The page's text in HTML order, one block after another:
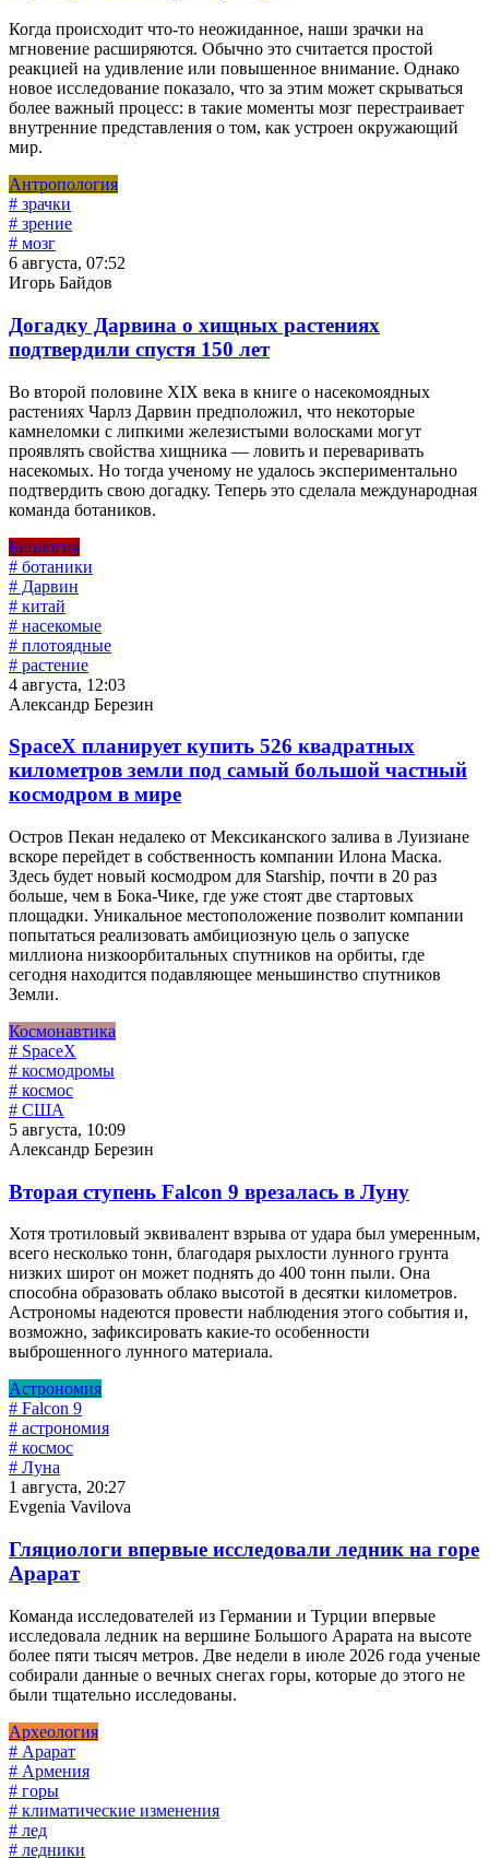
Когда происходит что-то неожиданное, наши зрачки на
мгновение расширяются. Обычно это считается простой
реакцией на удивление или повышенное внимание. Однако
новое исследование показало, что за этим может скрываться
более важный процесс: в такие моменты мозг перестраивает
внутренние представления о том, как устроен окружающий
мир.
Антропология
# зрачки
# зрение
# мозг
6 августа, 07:52
Игорь Байдов
Догадку Дарвина о хищных растениях
подтвердили спустя 150 лет
Во второй половине XIX века в книге о насекомоядных
растениях Чарлз Дарвин предположил, что некоторые
камнеломки с липкими железистыми волосками могут
проявлять свойства хищника — ловить и переваривать
насекомых. Но тогда ученому не удалось экспериментально
подтвердить свою догадку. Теперь это сделала международная
команда ботаников.
Биология
# ботаники
# Дарвин
# китай
# насекомые
# плотоядные
# растение
4 августа, 12:03
Александр Березин
SpaceX планирует купить 526 квадратных
километров земли под самый большой частный
космодром в мире
Остров Пекан недалеко от Мексиканского залива в Луизиане
вскоре перейдет в собственность компании Илона Маска.
Здесь будет новый космодром для Starship, почти в 20 раз
больше, чем в Бока-Чике, где уже стоят две стартовых
площадки. Уникальное местоположение позволит компании
попытаться реализовать амбициозную цель о запуске
миллиона низкоорбитальных спутников на орбиты, где
сегодня находится подавляющее меньшинство спутников
Земли.
Космонавтика
# SpaceX
# космодромы
# космос
# США
5 августа, 10:09
Александр Березин
Вторая ступень Falcon 9 врезалась в Луну
Хотя тротиловый эквивалент взрыва от удара был умеренным,
всего несколько тонн, благодаря рыхлости лунного грунта
низких широт он может поднять до 400 тонн пыли. Она
способна образовать облако высотой в десятки километров.
Астрономы надеются провести наблюдения этого события и,
возможно, зафиксировать какие-то особенности
выброшенного лунного материала.
Астрономия
# Falcon 9
# астрономия
# космос
# Луна
1 августа, 20:27
Evgenia Vavilova
Гляциологи впервые исследовали ледник на горе
Арарат
Команда исследователей из Германии и Турции впервые
исследовала ледник на вершине Большого Арарата на высоте
более пяти тысяч метров. Две недели в июле 2026 года ученые
собирали данные о вечных снегах горы, которые до этого не
были тщательно исследованы.
Археология
# Арарат
# Армения
# горы
# климатические изменения
# лед
# ледники